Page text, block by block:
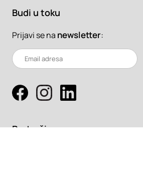
Budi u toku
Prijavi se na newsletter:
Pretraži